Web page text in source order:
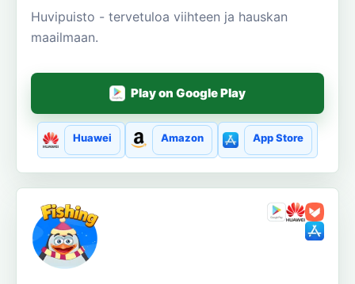
Huvipuisto - tervetuloa viihteen ja hauskan
maailmaan.
Play on Google Play
Huawei Amazon App Store